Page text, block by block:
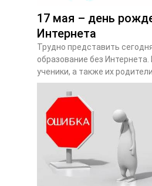
17 мая – день
Интернета
Трудно представить
образование без Интернета.
ученики, а также их